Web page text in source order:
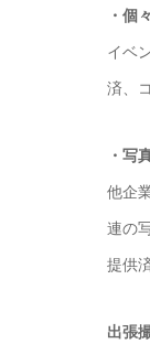
・個
イベ
済、
・写
他企
連の
提供
出張